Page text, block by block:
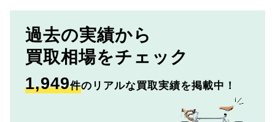
過去の実績から
買取相場をチェック
1,949件のリアルな買取実績を掲載中！